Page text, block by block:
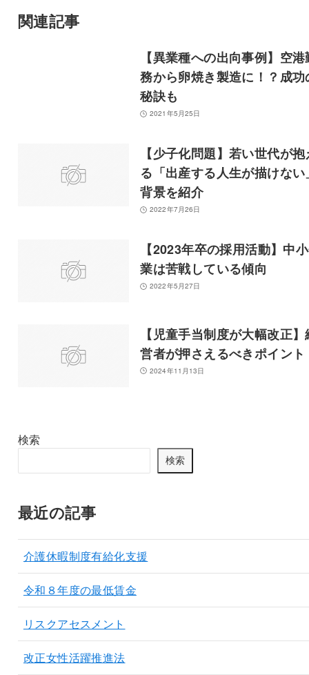
関連記事
【異業種への出向事例】空港
務から卵焼き製造に！？成功
秘訣も
2021年5月25日
【少子化問題】若い世代が抱
る「出産する人生が描けない
背景を紹介
2022年7月26日
【2023年卒の採用活動】中
業は苦戦している傾向
2022年5月27日
【児童手当制度が大幅改正】
営者が押さえるべきポイント
2024年11月13日
検索
検索
最近の記事
介護休暇制度有給化支援
令和８年度の最低賃金
リスクアセスメント
改正女性活躍推進法